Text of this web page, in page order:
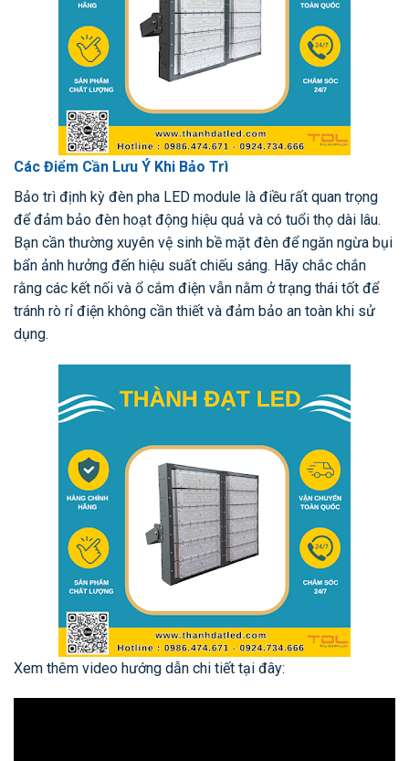
Các Điểm Cần Lưu Ý Khi Bảo Trì
Bảo trì định kỳ đèn pha LED module là điều rất quan trọng
để đảm bảo đèn hoạt động hiệu quả và có tuổi thọ dài lâu.
Bạn cần thường xuyên vệ sinh bề mặt đèn để ngăn ngừa bụi
bẩn ảnh hưởng đến hiệu suất chiếu sáng. Hãy chắc chắn
rằng các kết nối và ổ cắm điện vẫn nằm ở trạng thái tốt để
tránh rò rỉ điện không cần thiết và đảm bảo an toàn khi sử
dụng.
Xem thêm video hướng dẫn chi tiết tại đây: